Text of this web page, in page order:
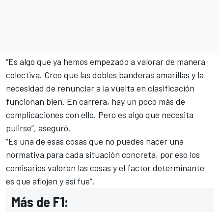
“Es algo que ya hemos empezado a valorar de manera
colectiva. Creo que las dobles banderas amarillas y la
necesidad de renunciar a la vuelta en clasificación
funcionan bien. En carrera, hay un poco más de
complicaciones con ello. Pero es algo que necesita
pulirse”, aseguró.
“Es una de esas cosas que no puedes hacer una
normativa para cada situación concreta, por eso los
comisarios valoran las cosas y el factor determinante
es que aflojen y así fue”.
Más de F1: